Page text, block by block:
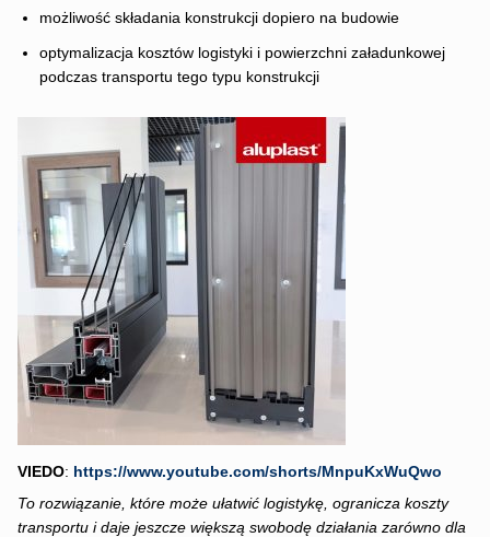
możliwość składania konstrukcji dopiero na budowie
optymalizacja kosztów logistyki i powierzchni załadunkowej
podczas transportu tego typu konstrukcji
VIEDO: https://www.youtube.com/shorts/MnpuKxWuQwo
To rozwiązanie, które może ułatwić logistykę, ogranicza koszty
transportu i daje jeszcze większą swobodę działania zarówno dla